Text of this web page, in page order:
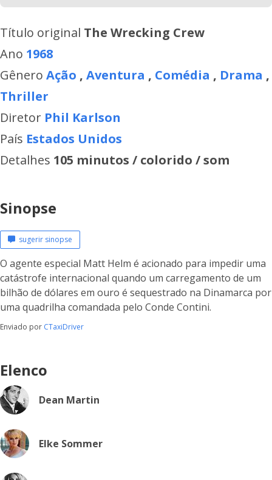
Título original The Wrecking Crew
Ano 1968
Gênero Ação , Aventura , Comédia , Drama ,
Thriller
Diretor Phil Karlson
País Estados Unidos
Detalhes 105 minutos / colorido / som
Sinopse
sugerir sinopse
O agente especial Matt Helm é acionado para impedir uma
catástrofe internacional quando um carregamento de um
bilhão de dólares em ouro é sequestrado na Dinamarca por
uma quadrilha comandada pelo Conde Contini.
Enviado por CTaxiDriver
Elenco
Dean Martin
Elke Sommer